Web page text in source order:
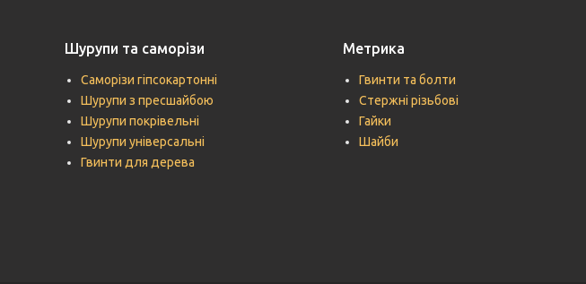
Шурупи та саморізи
Саморізи гіпсокартонні
Шурупи з пресшайбою
Шурупи покрівельні
Шурупи універсальні
Гвинти для дерева
Метрика
Гвинти та болти
Стержні різьбові
Гайки
Шайби